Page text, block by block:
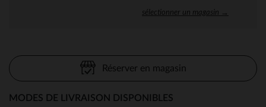
sélectionner un magasin →
Réserver en magasin
MODES DE LIVRAISON DISPONIBLES